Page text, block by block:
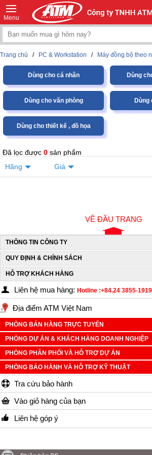
Menu
Trang chủ / PC & Workstation / Máy đồng bộ theo
Dùng cho cá nhân Dùng
Dùng cho văn phòng Dùng
Dùng cho thiết kế , đồ họa
Đã lọc được 0 sản phẩm
Hãng
Giá
VỀ ĐẦU TRANG
THÔNG TIN CÔNG TY
QUY ĐỊNH & CHÍNH SÁCH
HỖ TRỢ KHÁCH HÀNG
Liên hệ mua hàng: Hotline :+84.24 3855-1919
Địa điểm ATM Việt Nam
PHÒNG BÁN HÀNG TRỰC TUYẾN
PHÒNG DỰ ÁN & KHÁCH HÀNG DOANH NGHIỆP
PHÒNG PHÂN PHỐI VÀ HỖ TRỢ DỰ ÁN
PHÒNG BẢO HÀNH VÀ HỖ TRỢ KỸ THUẬT
Tra cứu bảo hành
Vào giỏ hàng của bạn
Liên hệ góp ý